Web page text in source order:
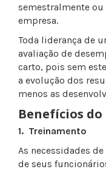
semestralmente
empresa.
Toda liderança de
avaliação de
carto, pois sem
a evolução dos
menos as
Benefícios do
1. Treinamento
As necessidades
de seus